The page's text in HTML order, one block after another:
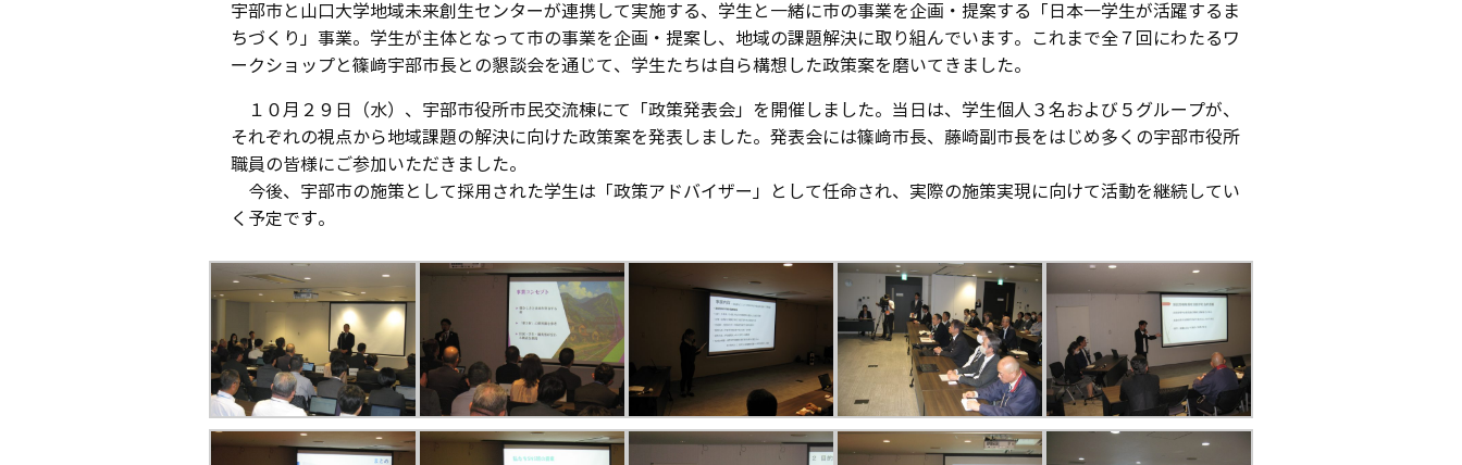
宇部市と山口大学地域未来創生センターが連携して実施する、学生と一緒に市の事業を企画・提案する「日本一学生が活躍するま
ちづくり」事業。学生が主体となって市の事業を企画・提案し、地域の課題解決に取り組んでいます。これまで全７回にわたるワ
ークショップと篠﨑宇部市長との懇談会を通じて、学生たちは自ら構想した政策案を磨いてきました。
１０月２９日（水）、宇部市役所市民交流棟にて「政策発表会」を開催しました。当日は、学生個人３名および５グループが、
それぞれの視点から地域課題の解決に向けた政策案を発表しました。発表会には篠﨑市長、藤崎副市長をはじめ多くの宇部市役所
職員の皆様にご参加いただきました。
今後、宇部市の施策として採用された学生は「政策アドバイザー」として任命され、実際の施策実現に向けて活動を継続してい
く予定です。